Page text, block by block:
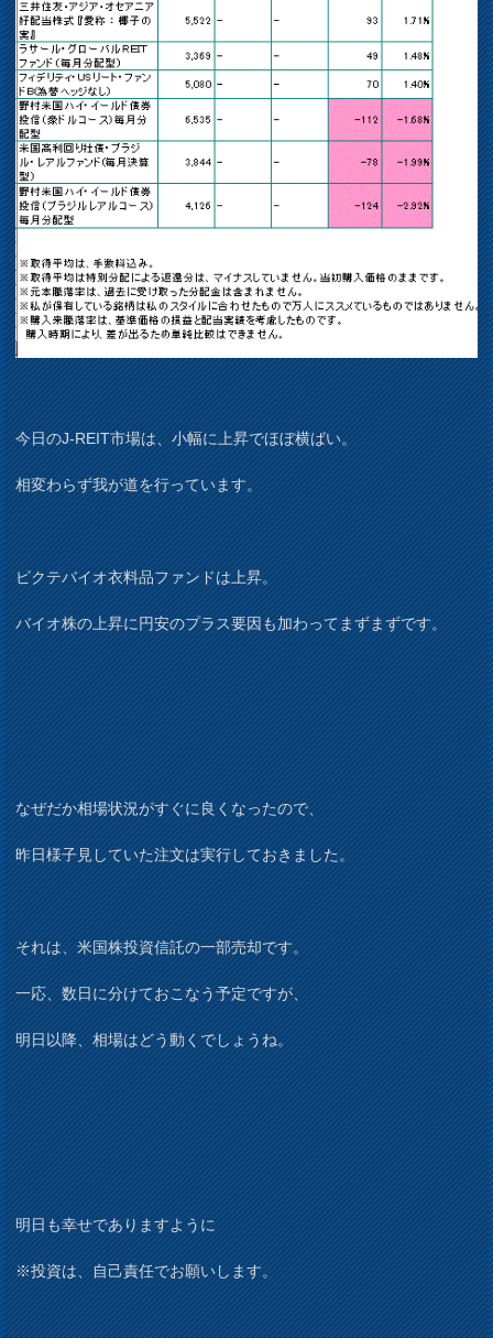
今日のJ-REIT市場は、小幅に上昇でほぼ横ばい。
相変わらず我が道を行っています。
ピクテバイオ衣料品ファンドは上昇。
バイオ株の上昇に円安のプラス要因も加わってまずまずです。
なぜだか相場状況がすぐに良くなったので、
昨日様子見していた注文は実行しておきました。
それは、米国株投資信託の一部売却です。
一応、数日に分けておこなう予定ですが、
明日以降、相場はどう動くでしょうね。
明日も幸せでありますように
※投資は、自己責任でお願いします。